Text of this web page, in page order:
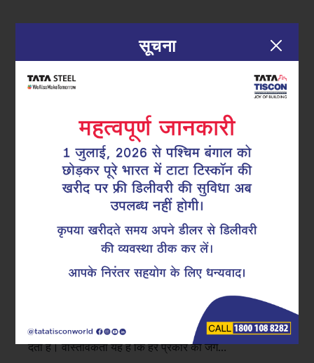
टीएमटी सरिया
क्या सतही जंग का मतलब है कि आपका
TMT रीबार खराब हो गया है: मिथक बनाम
निर्माण स्थलों पर स्टोर किए गए रीइन्फोर्समेंट बार्स पर हल्के जंग के
निशान दिखाई देने पर कई बिल्डर्स और कॉन्ट्रैक्टर्स चिंतित हो जाते
हैं। अक्सर सतह पर दिखाई देने वाला रंग परिवर्तन तुरंत मजबूती,
टिकाऊपन और सामग्री के उपयोग योग्य होने पर सवाल खड़े कर
देता है। वास्तविकता यह है कि हर प्रकार की जंग…
सूचना